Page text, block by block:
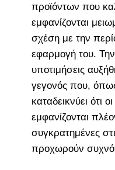
προϊόντων που
εμφανίζονται
σχέση με την
εφαρμογή του. Την
υποτιμήσεις
γεγονός που,
καταδεικνύει ότι
εμφανίζονται
συγκρατημένες
προχωρούν